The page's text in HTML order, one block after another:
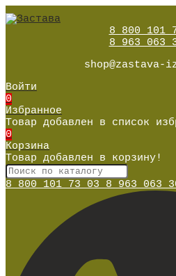
8 800 101
8 963 063
shop@zastava-
Войти
0
Избранное
Товар добавлен в список
0
Корзина
Товар добавлен в корзину!
8 800 101 73 03 8 963 063